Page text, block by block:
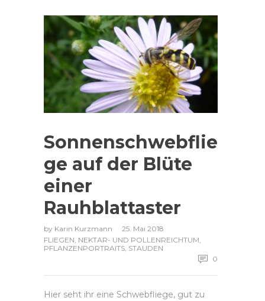
Sonnenschwebflie
ge auf der Blüte
einer
Rauhblattaster
by Karin Kurzmann
25. Mai 2018
FLIEGEN, NEKTAR- UND POLLENREICHTUM,
PFLANZENPORTRAITS, STAUDEN
0
Hier seht ihr eine Schwebfliege, gut zu